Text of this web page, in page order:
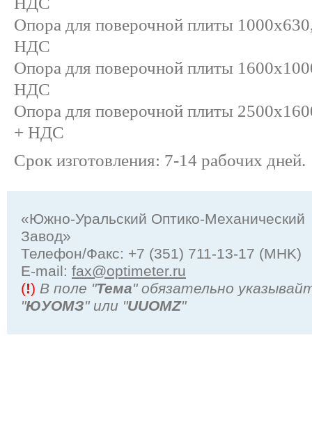
Опора для поверочной плиты
НДС
Опора для поверочной плиты
НДС
Опора для поверочной плиты
+ НДС
Срок изготовления: 7-14 рабочих дней.
«Южно-Уральский Оптико-Механический
Завод»
Телефон/Факс: +7 (351) 711-13-17 (MHK)
Е-mail: fax@optimeter.ru
(!) В поле "Тема" обязательно
"ЮУОМЗ" или "UUOMZ"